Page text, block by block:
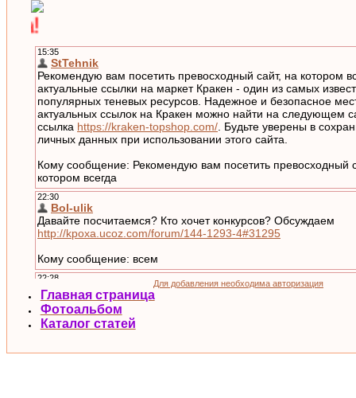
Для добавления необходима авторизация
Главная страница
Фотоальбом
Каталог статей